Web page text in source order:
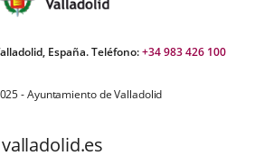
España. Teléfono:+34 983 426 100
- Ayuntamiento de Valladolid
valladolid.es